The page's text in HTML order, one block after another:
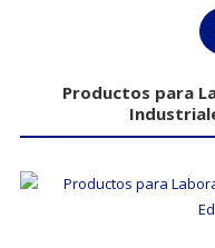
Industriales
y
Productos para